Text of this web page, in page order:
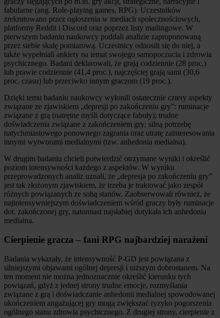
fabularne (ang. Role-playing games, RPG). Uczestników
zrekrutowano przez ogłoszenia w mediach społecznościowych,
platformy Reddit i Discord oraz poprzez listy mailingowe. W
pierwszym badaniu naukowcy poddali analizie zaproponowaną
przez siebie skalę pomiarową. Uczestnicy odnosili się do niej, a
także wypełniali ankiety na temat swojego samopoczucia i zdrowia
psychicznego. Badani deklarowali, że grają codziennie (28 proc.)
lub prawie codziennie (41,4 proc.), najczęściej grają sami (30,6
proc. czasu) lub przeciwko innym graczom (19 proc.).
Dzięki temu badaniu naukowcy wyłonili ostatecznie cztery aspekty
związane ze zjawiskiem „depresji po zakończeniu gry”: ruminacje
związane z grą (natrętne myśli dotyczące fabuły); trudne
doświadczenia związane z zakończeniem gry; silną potrzebę
natychmiastowego ponownego zagrania oraz utratę zainteresowania
innymi wytworami medialnymi (tzw. anhedonia medialna).
W drugim badaniu chcieli potwierdzić otrzymane wyniki i określić
poziom intensywności każdego z aspektów. W wyniku
przeprowadzonych analiz uznali, że „depresja po zakończeniu gry”
jest tak złożonym zjawiskiem, że trzeba je traktować jako zespół
różnych powiązanych ze sobą stanów. Zaobserwowali również, że
najintensywniejszym doświadczeniem wśród graczy były ruminacje
dot. zakończonej gry, natomiast najsłabiej dotykała ich anhedonia
medialna.
Cierpienie gracza – fani RPG najbardziej narażeni
Badania wykazały, że intensywność P-GD jest powiązana z
silniejszymi objawami ogólnej depresji i niższym dobrostanem. Na
ten moment nie można jednoznacznie określić kierunku tych
powiązań, gdyż z jednej strony trudne emocje, rozmyślania
związane z grą i doświadczanie anhedonii medialnej spowodowanej
ukończeniem angażującej gry mogą zwiększać ryzyko pogorszenia
ogólnego stanu zdrowia psychicznego. Z drugiej strony, cierpienie z